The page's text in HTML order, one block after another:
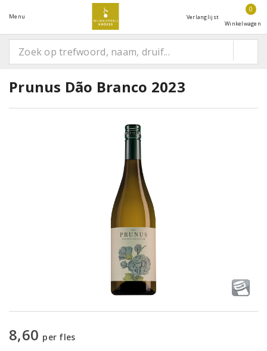
Menu Verlanglijst
0
Winkelwagen
Prunus Dão Branco 2023
8,60 per fles